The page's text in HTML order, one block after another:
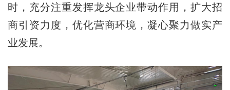
时，充分注重发挥龙头企业带动作用，扩大招
商引资力度，优化营商环境，凝心聚力做实产
业发展。